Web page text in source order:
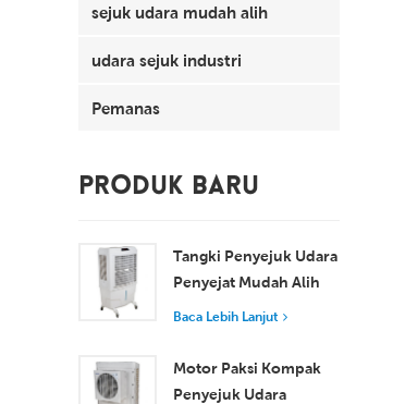
sejuk udara mudah alih
udara sejuk industri
Pemanas
PRODUK BARU
Tangki Penyejuk Udara
Penyejat Mudah Alih
100L 8000 m³/j XZ13-
Baca Lebih Lanjut
Motor Paksi Kompak
Penyejuk Udara